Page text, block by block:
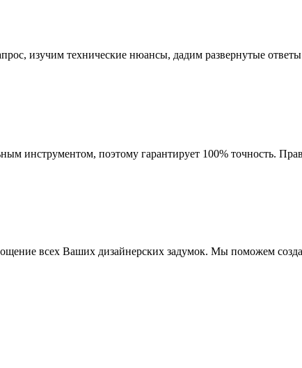
изучим технические нюансы, дадим развернутые
инструментом, поэтому гарантирует 100% точность.
всех Ваших дизайнерских задумок. Мы поможем